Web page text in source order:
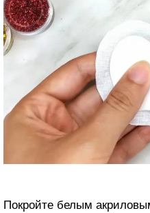
Покройте белым